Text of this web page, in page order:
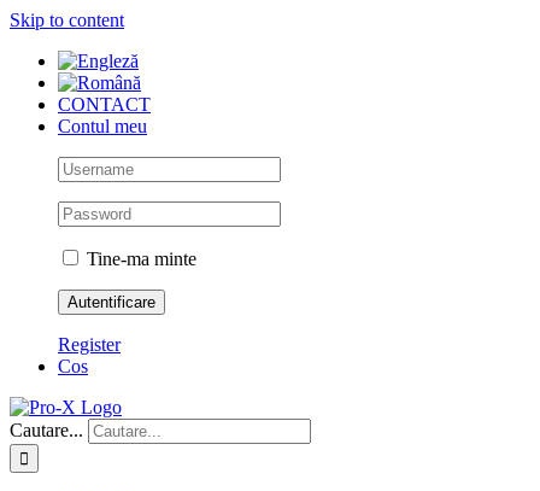
Skip to content
CONTACT
Contul meu
Tine-ma minte
Register
Cos
Cautare...